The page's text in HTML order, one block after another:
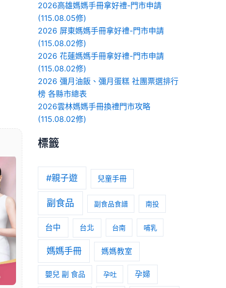
2026高雄媽媽手冊拿好禮-門市申請
(115.08.05修)
2026 屏東媽媽手冊拿好禮-門市申請
(115.08.02修)
2026 花蓮媽媽手冊拿好禮-門市申請
(115.08.02修)
2026 彌月油飯、彌月蛋糕 社團票選排行
榜 各縣市總表
2026雲林媽媽手冊換禮門市攻略
(115.08.02修)
標籤
#親子遊 兒童手冊
副食品 副食品食譜 南投
台中 台北 台南 哺乳
媽媽手冊 媽媽教室
嬰兒 副 食品 孕吐 孕婦